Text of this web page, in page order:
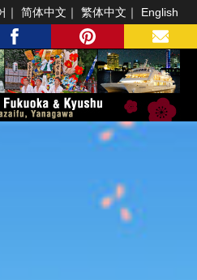
简体中文 繁体中文 English
pinterest MAIL